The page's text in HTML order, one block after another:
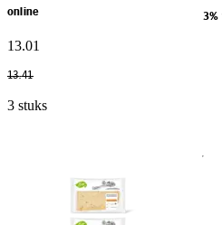
online 3%
13.01
13.41
3 stuks